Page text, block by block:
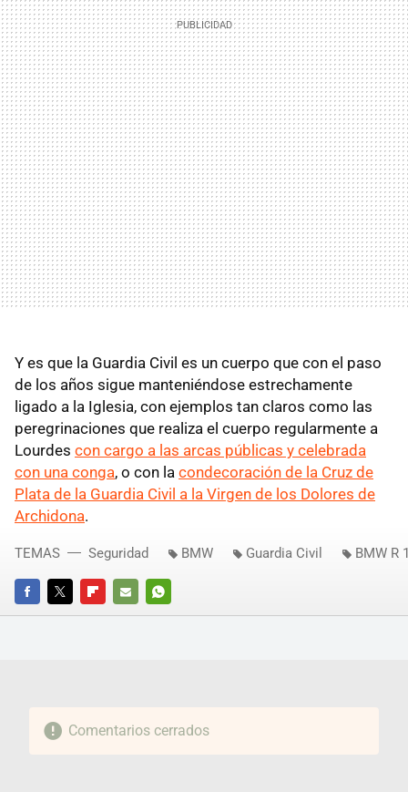
Y es que la Guardia Civil es un cuerpo que con el paso
de los años sigue manteniéndose estrechamente
ligado a la Iglesia, con ejemplos tan claros como las
peregrinaciones que realiza el cuerpo regularmente a
Lourdes con cargo a las arcas públicas y celebrada
con una conga, o con la condecoración de la Cruz de
Plata de la Guardia Civil a la Virgen de los Dolores de
Archidona.
FACEBOOKTWITTERFLIPBOARD
E-
WHATSAPP
TEMAS Seguridad BMW Guardia Civil BMW R
Comentarios cerrados